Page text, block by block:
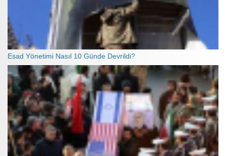
Esad Yönetimi Nasıl 10 Günde Devrildi?